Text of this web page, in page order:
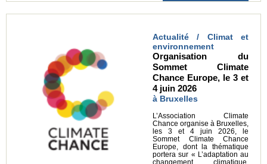
Actualité / Climat et
environnement
Organisation du
Sommet Climate
Chance Europe, le 3 et
4 juin 2026
à Bruxelles
L’Association Climate
Chance organise à Bruxelles,
les 3 et 4 juin 2026, le
Sommet Climate Chance
Europe, dont la thématique
portera sur « L’adaptation au
changement climatique,